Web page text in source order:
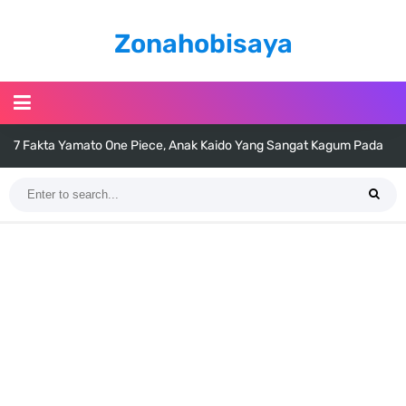
Zonahobisaya
7 Fakta Yamato One Piece, Anak Kaido Yang Sangat Kagum Pada